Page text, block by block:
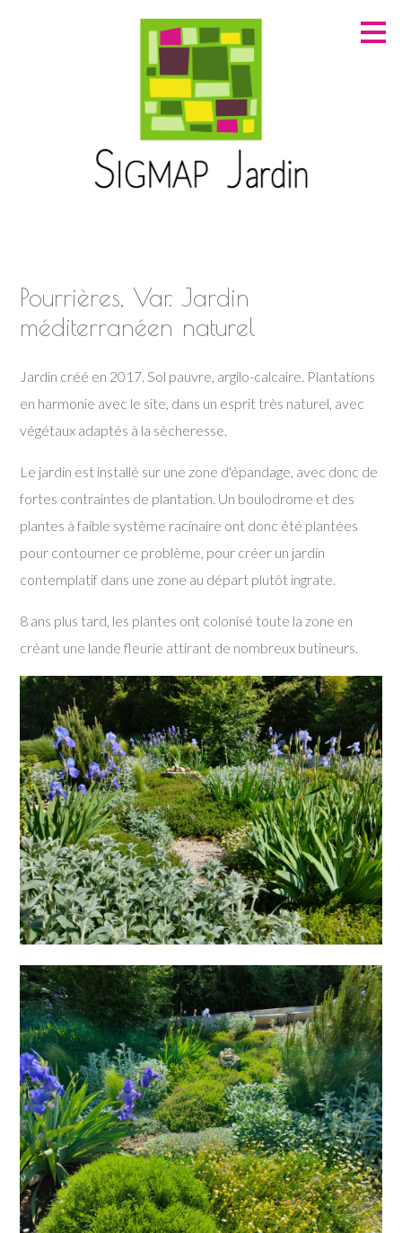
Pourrières, Var. Jardin
méditerranéen naturel
Jardin créé en 2017. Sol pauvre, argilo-calcaire. Plantations
en harmonie avec le site, dans un esprit très naturel, avec
végétaux adaptés à la sècheresse.
Le jardin est installé sur une zone d'épandage, avec donc de
fortes contraintes de plantation. Un boulodrome et des
plantes à faible système racinaire ont donc été plantées
pour contourner ce problème, pour créer un jardin
contemplatif dans une zone au départ plutôt ingrate.
8 ans plus tard, les plantes ont colonisé toute la zone en
créant une lande fleurie attirant de nombreux butineurs.